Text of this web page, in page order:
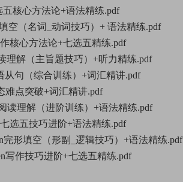
核心方法论+语法精练.pdf
（名词_动词技巧）+ 语法精练.pdf
核心方法论+七选五精练.pdf
解（主旨题技巧）+听力精练.pdf
句（综合训练）+词汇精讲.pdf
点突破+词汇精讲.pdf
理解（进阶训练）+语法精练.pdf
选五技巧进阶+语法精练.pdf
形填空（形副_逻辑技巧）+语法精练.pdf
作技巧进阶+七选五精练.pdf